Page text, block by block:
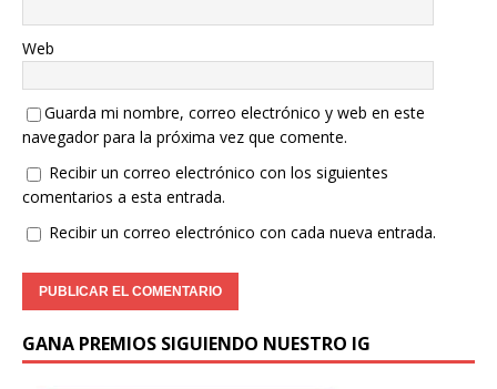
Web
Guarda mi nombre, correo electrónico y web en este
navegador para la próxima vez que comente.
Recibir un correo electrónico con los siguientes
comentarios a esta entrada.
Recibir un correo electrónico con cada nueva entrada.
GANA PREMIOS SIGUIENDO NUESTRO IG